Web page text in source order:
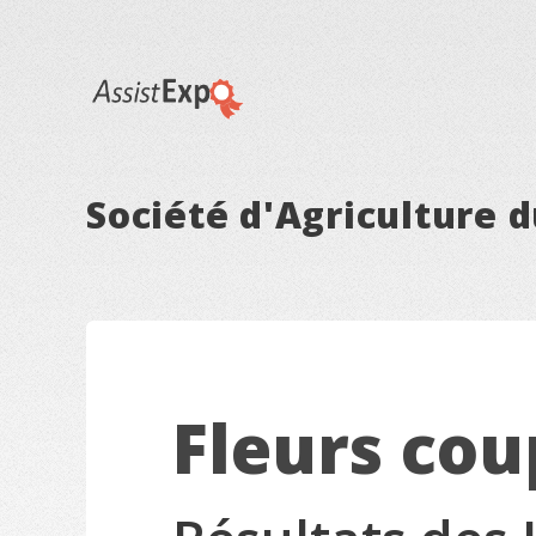
Société d'Agriculture
Fleurs